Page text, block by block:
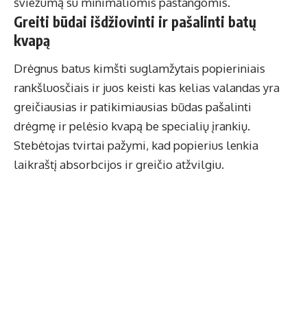
Greiti būdai išdžiovinti ir pašalinti batų
kvapą
Drėgnus batus kimšti suglamžytais popieriniais
rankšluosčiais ir juos keisti kas kelias valandas yra
greičiausias ir patikimiausias būdas pašalinti
drėgmę ir pelėsio kvapą be specialių įrankių.
Stebėtojas tvirtai pažymi, kad popierius lenkia
laikraštį absorbcijos ir greičio atžvilgiu.